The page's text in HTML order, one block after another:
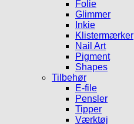
Folie
Glimmer
Inkie
Klistermærker
Nail Art
Pigment
Shapes
Tilbehør
E-file
Pensler
Tipper
Værktøj